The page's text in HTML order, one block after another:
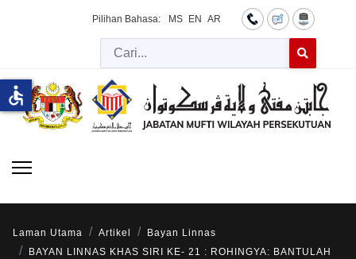
Pilihan Bahasa: MS EN AR
Cari
Laman Utama Artikel
Bayan Linnas
BAYAN LINNAS KHAS SIRI KE- 21 : ROHINGYA: BANTULAH
accessible